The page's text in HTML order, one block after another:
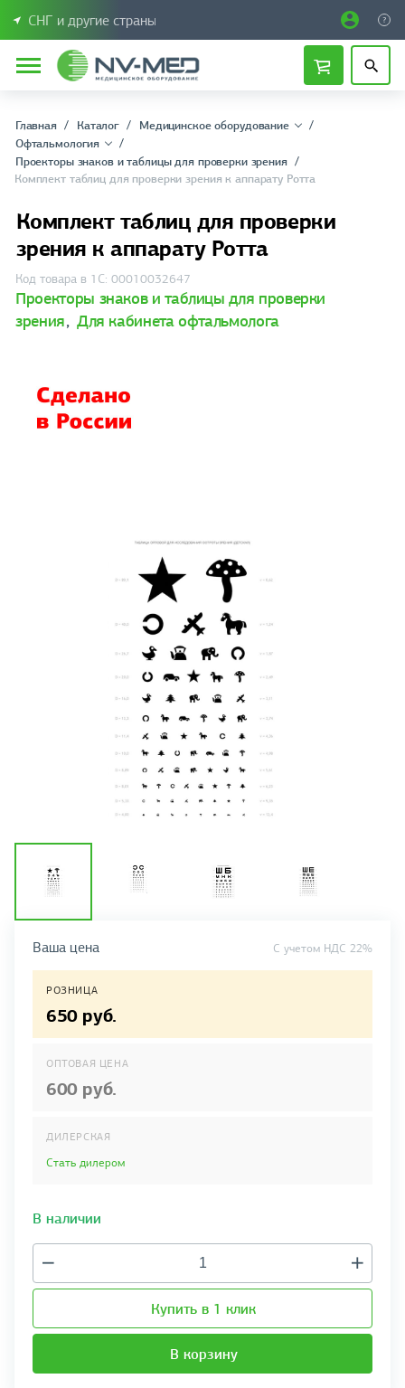
СНГ и другие страны
Главная Каталог
Медицинское оборудование
Офтальмология
Проекторы знаков и таблицы для проверки зрения
Комплект таблиц для проверки зрения к аппарату Ротта
Комплект таблиц для проверки
зрения к аппарату Ротта
Код товара в 1С: 00010032647
Проекторы знаков и таблицы для проверки
зрения, Для кабинета офтальмолога
Ваша цена C учетом НДС 22%
РОЗНИЦА
650 руб.
ОПТОВАЯ ЦЕНА
600 руб.
ДИЛЕРСКАЯ
Стать дилером
В наличии
Купить в 1 клик
В корзину